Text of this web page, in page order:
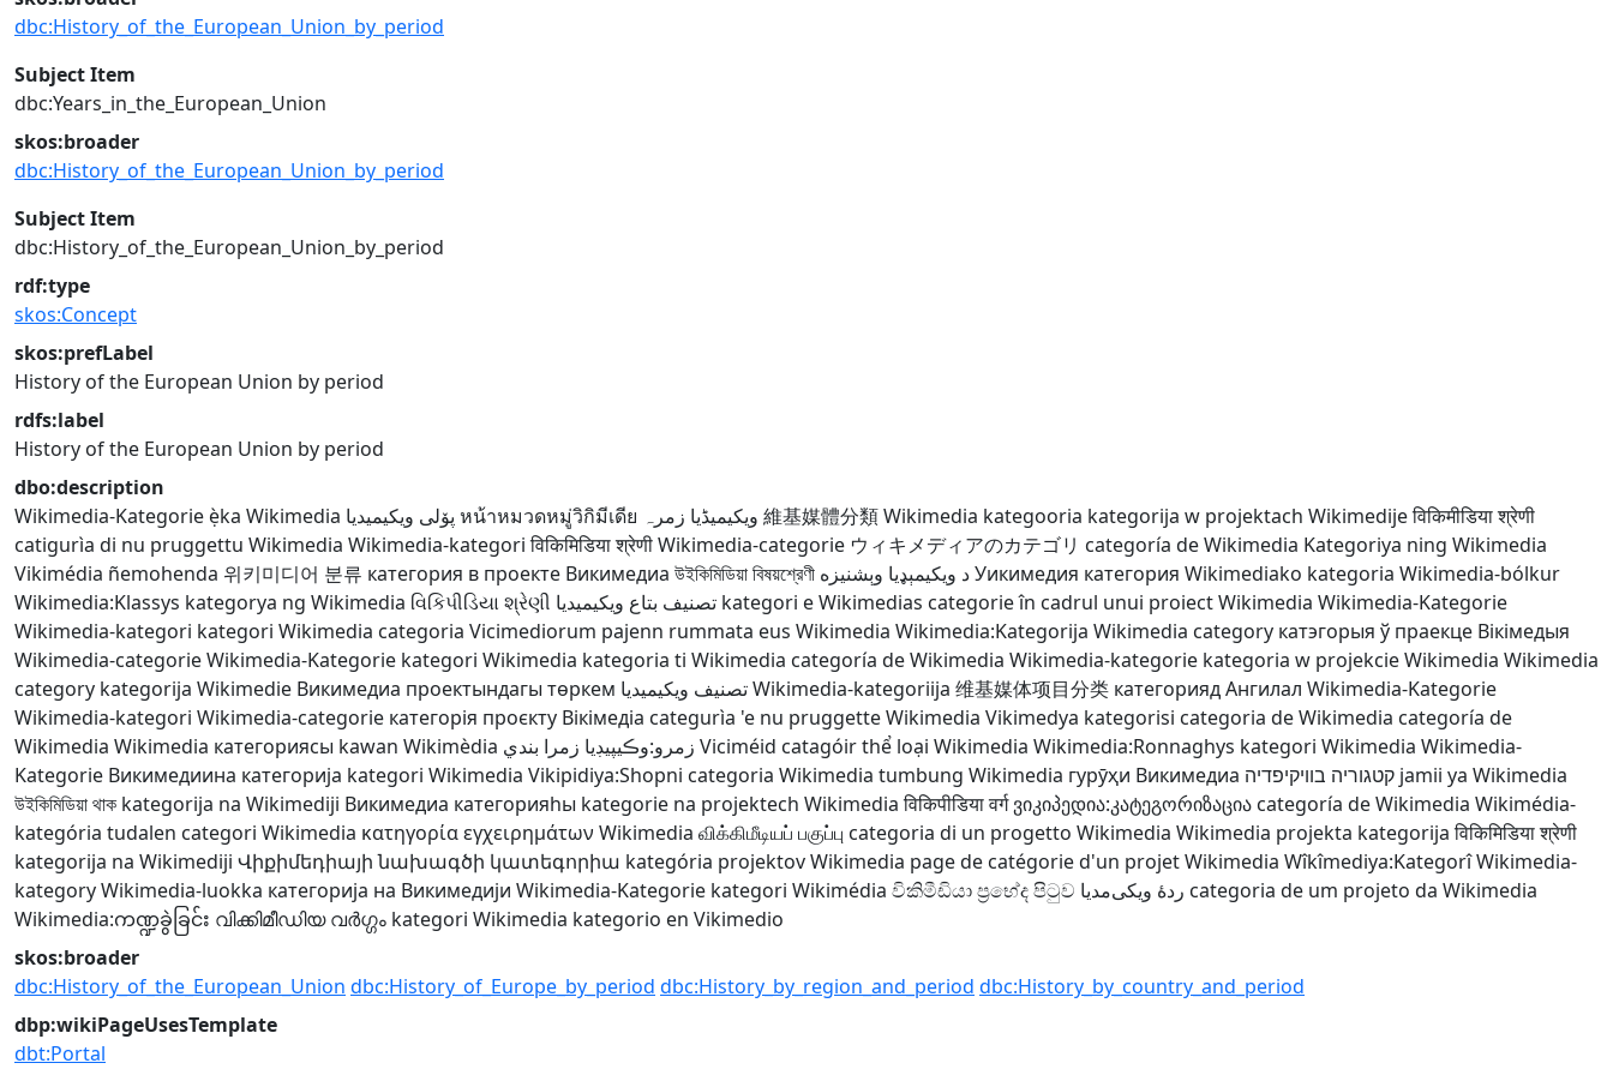
dbc:History_of_the_European_Union_by_period
Subject Item
dbc:Years_in_the_European_Union
skos:broader
dbc:History_of_the_European_Union_by_period
Subject Item
dbc:History_of_the_European_Union_by_period
rdf:type
skos:Concept
skos:prefLabel
History of the European Union by period
rdfs:label
History of the European Union by period
dbo:description
Wikimedia-Kategorie ẹ̀ka Wikimedia پۆلی ویکیمیدیا หน้าหมวดหมู่วิกิมีเดีย ویکیمیڈیا زمرہ 維基媒體分類Wikimedia kategooria kategorija w projektach Wikimedijeविकिमीडिया श्रेणी
catigurìa di nu pruggettu Wikimedia Wikimedia-kategori विकिमिडिया श्रेणीWikimedia-categorie ウィキメディアのカテゴリ categoría de Wikimedia Kategoriya ning Wikimedia
Vikimédia ñemohenda 위키미디어 분류 категория в проекте Викимедиа উইকিমিডিয়া বিষয়শ্রেণী د ويکيمېډيا وېشنيزهУикимедия категория Wikimediako kategoria Wikimedia-bólkur
Wikimedia:Klassys kategorya ng Wikimedia વિકિપીડિયા શ્રેણી تصنيف بتاع ويكيميديا kategori e Wikimedias categorie în cadrul unui proiect Wikimedia Wikimedia-Kategorie
Wikimedia-kategori kategori Wikimedia categoria Vicimediorum pajenn rummata eus Wikimedia Wikimedia:Kategorija Wikimedia category катэгорыя ў праекце Вікімедыя
Wikimedia-categorieWikimedia-Kategorie kategori Wikimedia kategoria ti Wikimedia categoría de Wikimedia Wikimedia-kategorie kategoria w projekcie Wikimedia Wikimedia
category kategorija Wikimedie Викимедиа проектындагы төркем تصنيف ويكيميدياWikimedia-kategoriija 维基媒体项目分类 категорияд Ангилал Wikimedia-Kategorie
Wikimedia-kategori Wikimedia-categorie категорія проєкту Вікімедіа categurìa 'e nu pruggette Wikimedia Vikimedya kategorisi categoria de Wikimedia categoría de
Wikimedia Wikimedia категориясы kawan Wikimèdia زمرو:وڪيپيڊيا زمرا بندي Viciméid catagóirthể loại Wikimedia Wikimedia:Ronnaghys kategori Wikimedia Wikimedia-
Kategorie Викимедиина категорија kategori Wikimedia Vikipidiya:Shopni categoria Wikimedia tumbung Wikimedia гурӯҳи Викимедиа קטגוריה בוויקיפדיה jamii ya Wikimedia
উইকিমিডিয়া থাক kategorija na Wikimediji Викимедиа категорияһы kategorie na projektech Wikimedia विकिपीडिया वर्ग ვიკიპედია:კატეგორიზაცია categoría de Wikimedia Wikimédia-
kategória tudalen categori Wikimedia κατηγορία εγχειρημάτων Wikimedia விக்கிமீடியப் பகுப்பு categoria di un progetto Wikimedia Wikimedia projekta kategorija विकिमिडिया श्रेणी
kategorija na Wikimediji Վիքիմեդիայի նախագծի կատեգորիա kategória projektov Wikimedia page de catégorie d'un projet Wikimedia Wîkîmediya:KategorîWikimedia-
kategoryWikimedia-luokka категорија на Викимедији Wikimedia-Kategorie kategori Wikimédia විකිමීඩියා ප්‍රභේද පිටුව ردهٔ ویکی‌مدیا categoria de um projeto da Wikimedia
Wikimedia:ကဏ္ဍခွဲခြင်း വിക്കിമീഡിയ വർഗ്ഗം kategori Wikimedia kategorio en Vikimedio
skos:broader
dbc:History_of_the_European_Union dbc:History_of_Europe_by_period dbc:History_by_region_and_period dbc:History_by_country_and_period
dbp:wikiPageUsesTemplate
dbt:Portal